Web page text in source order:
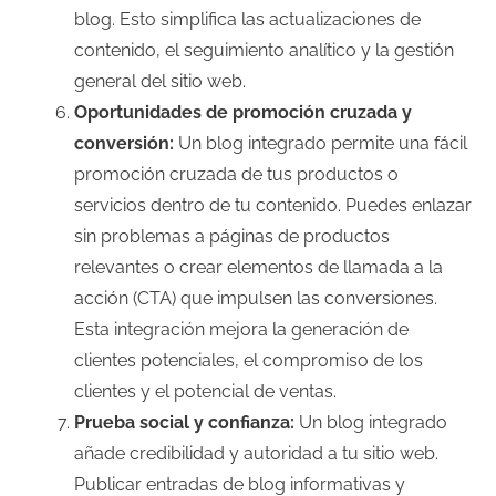
blog. Esto simplifica las actualizaciones de
contenido, el seguimiento analítico y la gestión
general del sitio web.
Oportunidades de promoción cruzada y
conversión: Un blog integrado permite una fácil
promoción cruzada de tus productos o
servicios dentro de tu contenido. Puedes enlazar
sin problemas a páginas de productos
relevantes o crear elementos de llamada a la
acción (CTA) que impulsen las conversiones.
Esta integración mejora la generación de
clientes potenciales, el compromiso de los
clientes y el potencial de ventas.
Prueba social y confianza: Un blog integrado
añade credibilidad y autoridad a tu sitio web.
Publicar entradas de blog informativas y